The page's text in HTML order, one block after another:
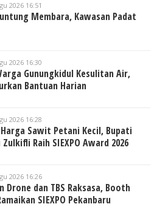
2026 16:51
Membara, Kawasan Padat
2026 16:30
Gunungkidul Kesulitan Air,
Bantuan Harian
2026 16:28
Sawit Petani Kecil, Bupati
Raih SIEXPO Award 2026
2026 16:26
Drone dan TBS Raksasa, Booth
SIEXPO Pekanbaru